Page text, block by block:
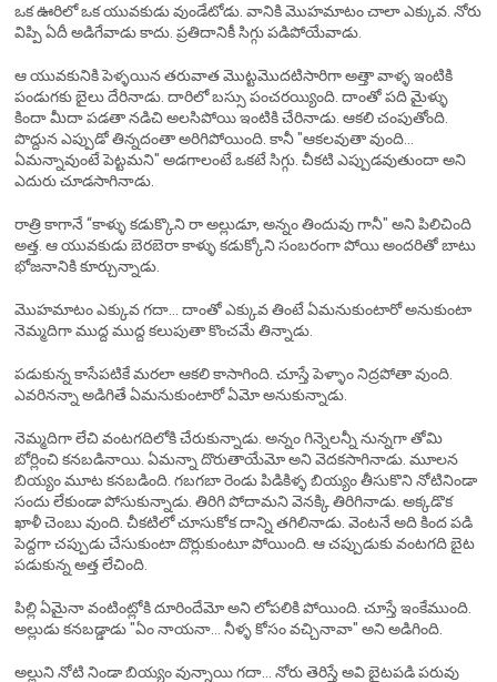
ఒక ఊరిలో ఒక యువకుడు వుండేటోడు. వానికి మొహమాటం చాలా ఎక్కువ. నోరు
విప్పి ఏదీ అడిగేవాడు కాదు. ప్రతిదానికీ సిగ్గు పడిపోయేవాడు.
ఆ యువకునికి పెళ్ళయిన తరువాత మొట్టమొదటిసారిగా అత్తా వాళ్ళ ఇంటికి
పండుగకు బైలు దేరినాడు. దారిలో బస్సు పంచరయ్యింది. దాంతో పది మైళ్ళు
కిందా మీదా పడతా నడిచి అలసిపోయి ఇంటికి చేరినాడు. ఆకలి చంపుతోంది.
పొద్దున ఎప్పుడో తిన్నదంతా అరిగిపోయింది. కానీ "ఆకలవుతా వుంది...
ఏమన్నావుంటే పెట్టమని" అడగాలంటే ఒకటే సిగ్గు. చీకటి ఎప్పుడవుతుందా అని
ఎదురు చూడసాగినాడు.
రాత్రి కాగానే “కాళ్ళు కడుక్కొని రా అల్లుడూ, అన్నం తిందువు గానీ" అని పిలిచింది
అత్త. ఆ యువకుడు బెరబెరా కాళ్ళు కడుక్కోని సంబరంగా పోయి అందరితో బాటు
భోజనానికి కూర్చున్నాడు.
మొహమాటం ఎక్కువ గదా... దాంతో ఎక్కువ తింటే ఏమనుకుంటారో అనుకుంటా
నెమ్మదిగా ముద్ద ముద్ద కలుపుతా కొంచమే తిన్నాడు.
పడుకున్న కాసేపటికే మరలా ఆకలి కాసాగింది. చూస్తే పెళ్ళాం నిద్రపోతా వుంది.
ఎవరినన్నా అడిగితే ఏమనుకుంటారో ఏమో అనుకున్నాడు.
నెమ్మదిగా లేచి వంటగదిలోకి చేరుకున్నాడు. అన్నం గిన్నెలన్నీ నున్నగా తోమి
బోర్లించి కనబడినాయి. ఏమన్నా దొరుతాయేమో అని వెదకసాగినాడు. మూలన
బియ్యం మూట కనబడింది. గబగబా రెండు పిడికిళ్ళ బియ్యం తీసుకొని నోటినిండా
సందు లేకుండా పోసుకున్నాడు. తిరిగి పోదామని వెనక్కి తిరిగినాడు. అక్కడొక
ఖాళీ చెంబు వుంది. చీకటిలో చూసుకోక దాన్ని తగిలినాడు. వెంటనే అది కింద పడి
పెద్దగా చప్పుడు చేసుకుంటా దొర్లుకుంటూ పోయింది. ఆ చప్పుడుకు వంటగది బైట
పడుకున్న అత్త లేచింది.
పిల్లి ఏమైనా వంటింట్లోకి దూరిందేమో అని లోపలికి పోయింది. చూస్తే ఇంకేముంది.
అల్లుడు కనబడ్డాడు "ఏం నాయనా... నీళ్ళ కోసం వచ్చినావా" అని అడిగింది.
అల్లుని నోటి నిండా బియ్యం వున్నాయి గదా... నోరు తెరిస్తే అవి బైటపడి పరువు